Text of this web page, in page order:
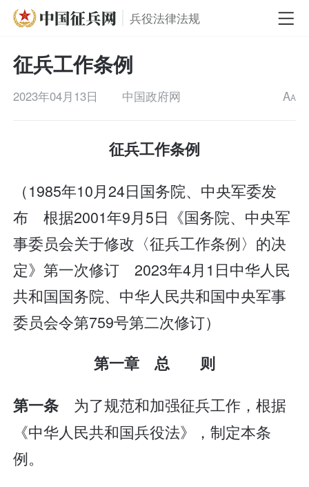
兵役法律法规
征兵工作条例
2023年04月13日 中国政府网 AA
征兵工作条例
（1985年10月24日国务院、中央军委发
布 根据2001年9月5日《国务院、中央军
事委员会关于修改〈征兵工作条例〉的决
定》第一次修订 2023年4月1日中华人民
共和国国务院、中华人民共和国中央军事
委员会令第759号第二次修订）
第一章 总 则
第一条 为了规范和加强征兵工作，根据
《中华人民共和国兵役法》，制定本条
例。